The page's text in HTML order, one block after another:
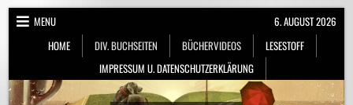
Skip
MENU
HOME
DIV. BUCHSEITEN BÜCHERVIDEOS
LESESTOFF
IMPRESSUM U. DATENSCHUTZERKLÄRUNG
6. AUGUST 2026